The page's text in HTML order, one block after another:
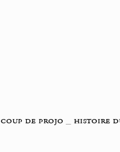
coup de projo histoire